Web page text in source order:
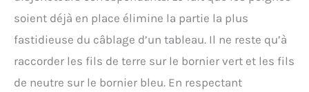
soient déjà en place élimine la partie la plus
fastidieuse du câblage d’un tableau. Il ne reste qu’à
raccorder les fils de terre sur le bornier vert et les fils
de neutre sur le bornier bleu. En respectant